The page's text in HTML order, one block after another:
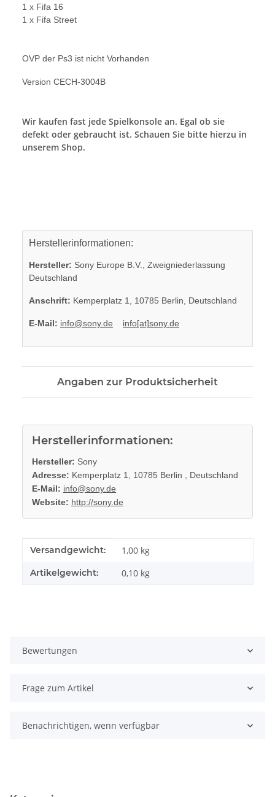
1 x Fifa 16
1 x Fifa Street
OVP der Ps3 ist nicht Vorhanden
Version CECH-3004B
Wir kaufen fast jede Spielkonsole an. Egal ob sie
defekt oder gebraucht ist. Schauen Sie bitte hierzu in
unserem Shop.
Herstellerinformationen:
Hersteller: Sony Europe B.V., Zweigniederlassung
Deutschland
Anschrift: Kemperplatz 1, 10785 Berlin, Deutschland
E-Mail: info@sony.de info[at]sony.de
Angaben zur Produktsicherheit
Herstellerinformationen:
Hersteller: Sony
Adresse: Kemperplatz 1, 10785 Berlin , Deutschland
E-Mail: info@sony.de
Website: http://sony.de
Produkteigenschaft
Wert
Versandgewicht: 1,00 kg
Artikelgewicht: 0,10 kg
Bewertungen
Frage zum Artikel
Benachrichtigen, wenn verfügbar